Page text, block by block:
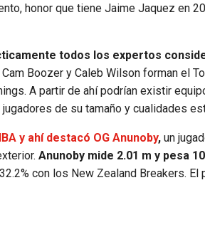
honor que tiene Jaime Jaquez en
todos los expertos
Boozer y Caleb Wilson forman el
A partir de ahí podrían existir
de su tamaño y cualidades
y ahí destacó OG Anunoby, un
Anunoby mide 2.01 m y pesa
con los New Zealand Breakers.